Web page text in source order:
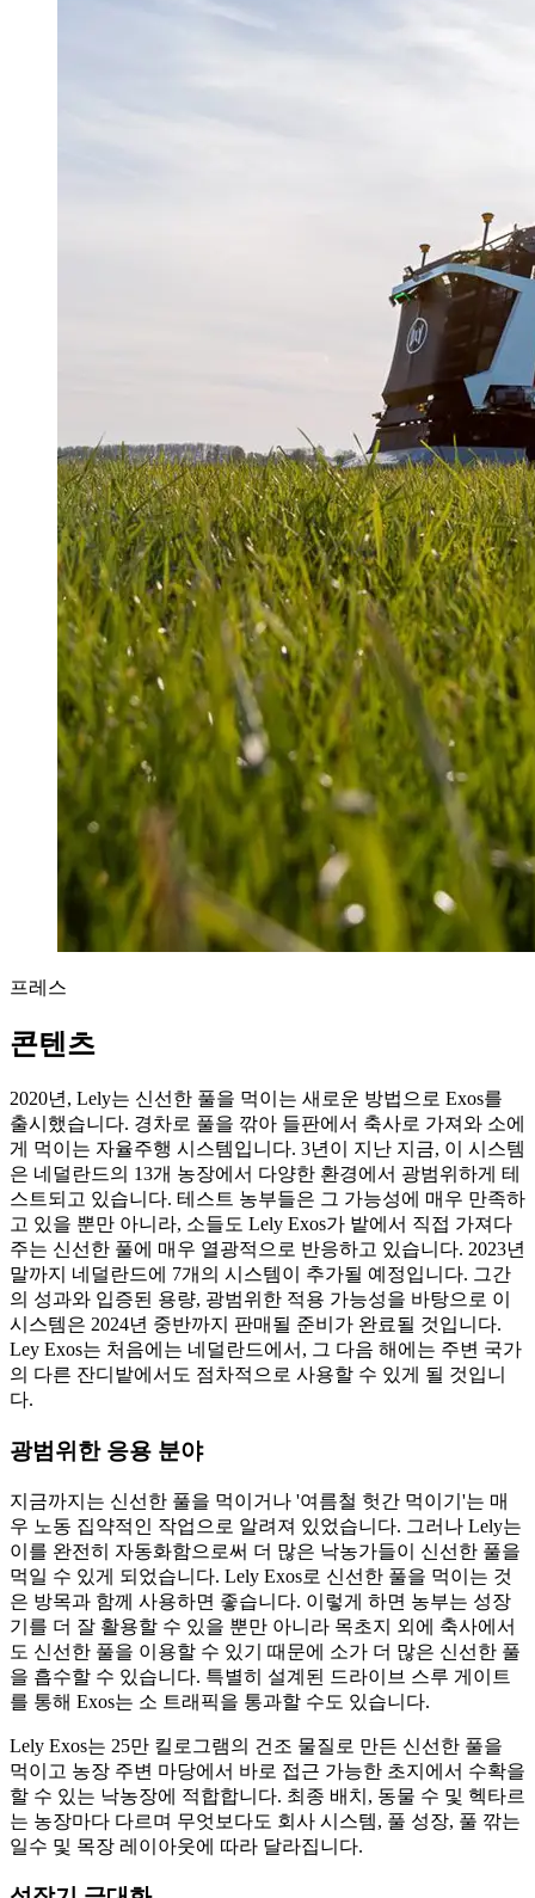
프레스
콘텐츠
2020년, Lely는 신선한 풀을 먹이는 새로운 방법으로 Exos를
출시했습니다. 경차로 풀을 깎아 들판에서 축사로 가져와 소에
게 먹이는 자율주행 시스템입니다. 3년이 지난 지금, 이 시스템
은 네덜란드의 13개 농장에서 다양한 환경에서 광범위하게 테
스트되고 있습니다. 테스트 농부들은 그 가능성에 매우 만족하
고 있을 뿐만 아니라, 소들도 Lely Exos가 밭에서 직접 가져다
주는 신선한 풀에 매우 열광적으로 반응하고 있습니다. 2023년
말까지 네덜란드에 7개의 시스템이 추가될 예정입니다. 그간
의 성과와 입증된 용량, 광범위한 적용 가능성을 바탕으로 이
시스템은 2024년 중반까지 판매될 준비가 완료될 것입니다.
Ley Exos는 처음에는 네덜란드에서, 그 다음 해에는 주변 국가
의 다른 잔디밭에서도 점차적으로 사용할 수 있게 될 것입니
다.
광범위한 응용 분야
지금까지는 신선한 풀을 먹이거나 '여름철 헛간 먹이기'는 매
우 노동 집약적인 작업으로 알려져 있었습니다. 그러나 Lely는
이를 완전히 자동화함으로써 더 많은 낙농가들이 신선한 풀을
먹일 수 있게 되었습니다. Lely Exos로 신선한 풀을 먹이는 것
은 방목과 함께 사용하면 좋습니다. 이렇게 하면 농부는 성장
기를 더 잘 활용할 수 있을 뿐만 아니라 목초지 외에 축사에서
도 신선한 풀을 이용할 수 있기 때문에 소가 더 많은 신선한 풀
을 흡수할 수 있습니다. 특별히 설계된 드라이브 스루 게이트
를 통해 Exos는 소 트래픽을 통과할 수도 있습니다.
Lely Exos는 25만 킬로그램의 건조 물질로 만든 신선한 풀을
먹이고 농장 주변 마당에서 바로 접근 가능한 초지에서 수확을
할 수 있는 낙농장에 적합합니다. 최종 배치, 동물 수 및 헥타르
는 농장마다 다르며 무엇보다도 회사 시스템, 풀 성장, 풀 깎는
일수 및 목장 레이아웃에 따라 달라집니다.